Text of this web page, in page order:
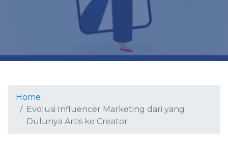
Home
Evolusi Influencer Marketing dari yang
Dulunya Artis ke Creator